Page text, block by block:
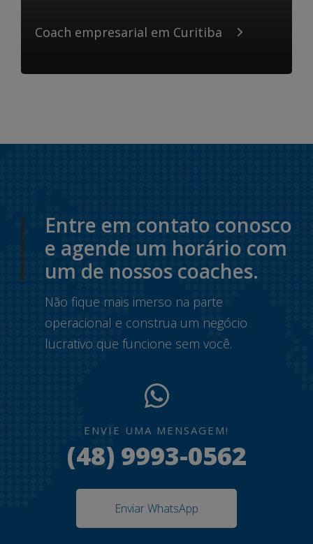
Coach empresarial em Curitiba
Entre em contato conosco
e agende um horário com
um de nossos coaches.
Não fique mais imerso na parte
operacional e construa um negócio
lucrativo que funcione sem você.
ENVIE UMA MENSAGEM!
(48) 9993-0562
Enviar WhatsApp